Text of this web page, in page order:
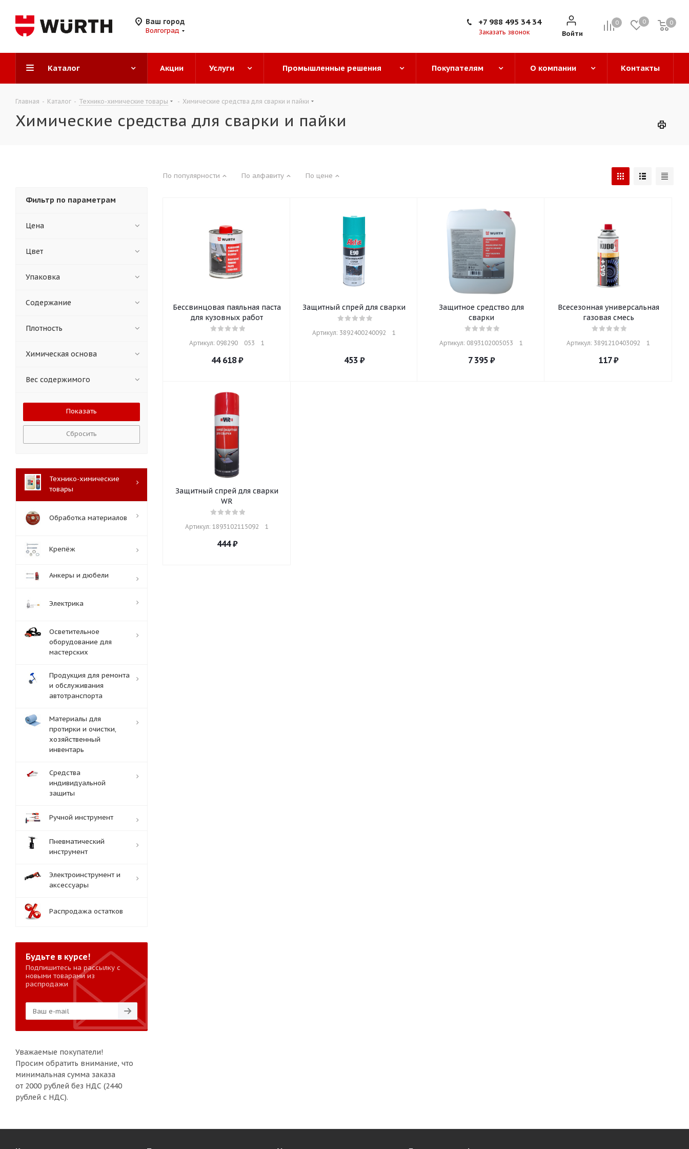
Ваш город
Волгоград
0 0 0
0
Войти
+7 988 495 34 34
Заказать звонок
Каталог Акции Услуги Промышленные решения Покупателям О компании Контакты
Главная - Каталог - Технико-химические товары - Химические средства для сварки и пайки
Химические средства для сварки и пайки
По популярности По алфавиту По цене
Бессвинцовая паяльная паста
для кузовных работ
Артикул: 098290    053    1
44 618₽
Защитный спрей для сварки
Артикул: 3892400240092    1
453₽
Защитное средство для
сварки
Артикул: 0893102005053    1
7 395₽
Всесезонная универсальная
газовая смесь
Артикул: 3891210403092    1
117₽
Защитный спрей для сварки
WR
Артикул: 1893102115092    1
444₽
Фильтр по параметрам
Цена
Цвет
Упаковка
Содержание
Плотность
Химическая основа
Вес содержимого
Сбросить
Технико-химические
товары
Обработка материалов
Крепёж
Анкеры и дюбели
Электрика
Осветительное
оборудование для
мастерских
Продукция для ремонта
и обслуживания
автотранспорта
Материалы для
протирки и очистки,
хозяйственный
инвентарь
Средства
индивидуальной
защиты
Ручной инструмент
Пневматический
инструмент
Электроинструмент и
аксессуары
Распродажа остатков
Будьте в курсе!
Подпишитесь на рассылку с
новыми товарами из
распродажи
Уважаемые покупатели!
Просим обратить внимание, что
минимальная сумма заказа
от 2000 рублей без НДС (2440
рублей с НДС).